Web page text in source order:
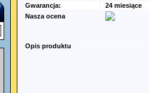
Gwarancja:
24 miesiące
Nasza ocena
Opis produktu